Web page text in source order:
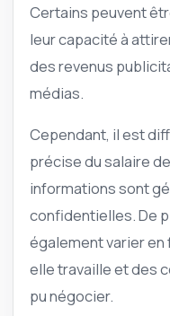
Certains peuvent
leur capacité à
des revenus
médias.
Cependant, il est
précise du salaire
informations sont
confidentielles. De
également varier
elle travaille et des
pu négocier.